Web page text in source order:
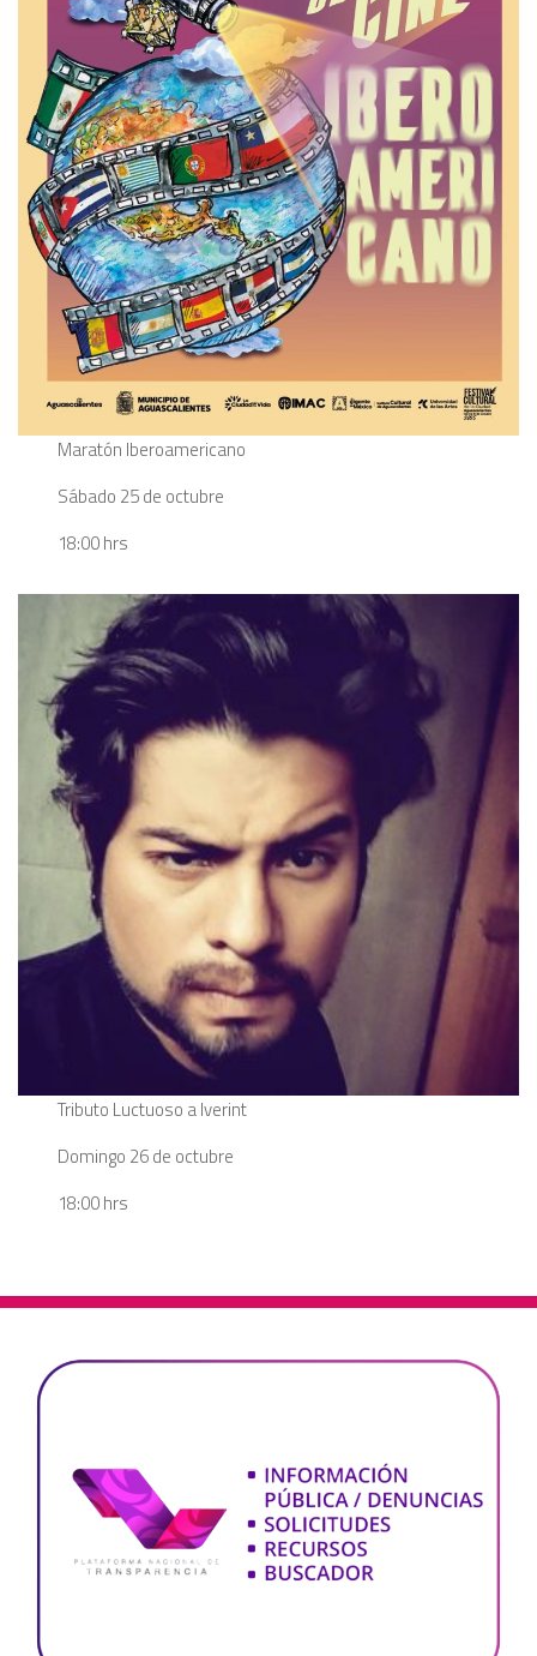
Maratón Iberoamericano
Sábado 25 de octubre
18:00 hrs
Tributo Luctuoso a Iverint
Domingo 26 de octubre
18:00 hrs